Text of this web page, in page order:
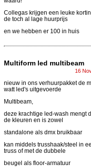
Collegas krijgen een leuke
de toch al lage huurprijs
en we hebben er 100 in huis
Multiform led multibeam
16
nieuw in ons verhuurpakket de
watt led's uitgevoerde
Multibeam,
deze krachtige led-wash mengt
de kleuren en is zowel
standalone als dmx bruikbaar
kan middels trusshaak/steel in
truss of met de dubbele
beugel als floor-armatuur